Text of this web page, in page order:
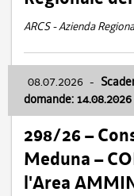
ARCS - Azienda
08.07.2026 -
domande: 14.08.2026
298/26 –
Meduna –
l'Area